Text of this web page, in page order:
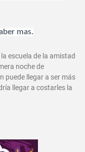
mas.
escuela de la amistad
noche de
puede llegar a ser más
llegar a costarles la